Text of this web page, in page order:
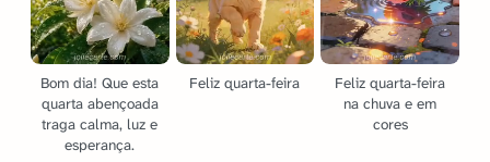
Bom dia! Que esta
quarta abençoada
traga calma, luz e
esperança.
Feliz quarta-feira
Feliz quarta-feira
na chuva e em
cores